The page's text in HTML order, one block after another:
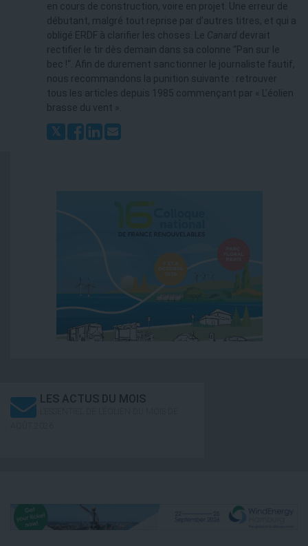
en cours de construction, voire en projet. Une erreur de
débutant, malgré tout reprise par d’autres titres, et qui a
obligé ERDF à clarifier les choses. Le Canard devrait
rectifier le tir dès demain dans sa colonne “Pan sur le
bec !“. Afin de durement sanctionner le journaliste fautif,
nous recommandons la punition suivante : retrouver
tous les articles depuis 1985 commençant par « L’éolien
brasse du vent ».
LES ACTUS DU MOIS